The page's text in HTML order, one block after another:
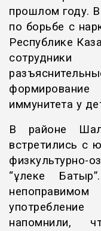
прошлом году.
по борьбе с
Республике
иммунитета у
В районе
встретились с
физкультурно-
“Құлеке
напомнили,